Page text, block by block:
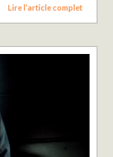
Lire l’article complet